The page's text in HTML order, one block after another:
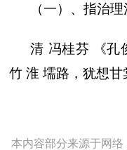
（一）、指治
清 冯桂芬 《孔
竹 淮 壖路，犹想甘
本内容部分来源于网